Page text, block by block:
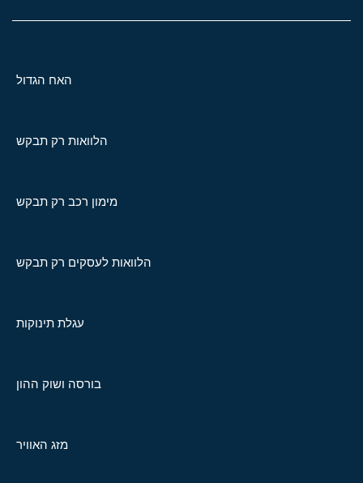
האח הגדול
הלוואות רק תבקש
מימון רכב רק תבקש
הלוואות לעסקים רק תבקש
עגלת תינוקות
בורסה ושוק ההון
מזג האוויר